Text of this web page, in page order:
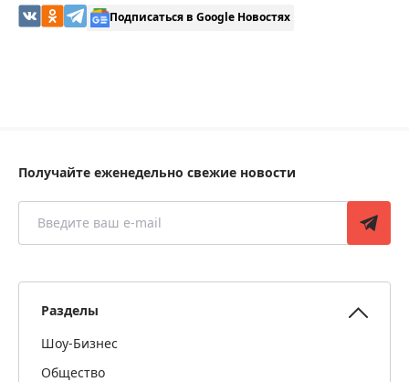
Подписаться в Google Новостях
Получайте еженедельно свежие новости
Разделы
Шоу-Бизнес
Общество